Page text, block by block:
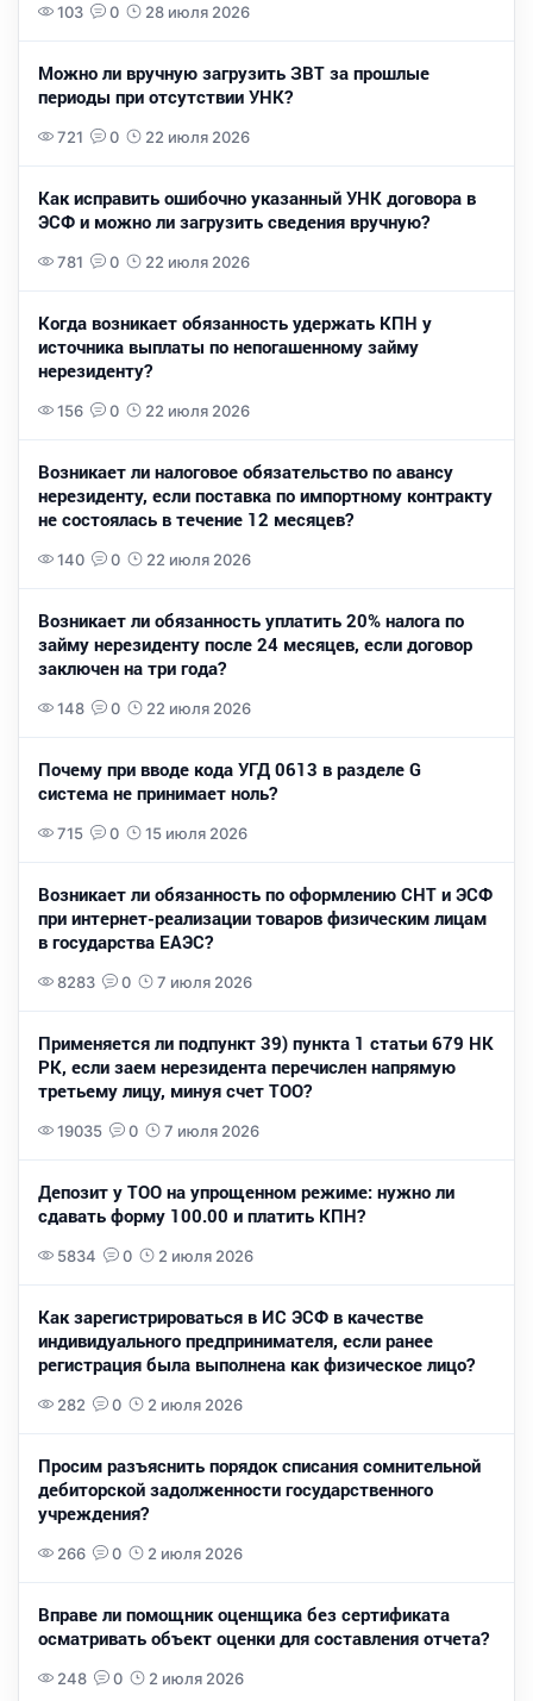
103 0 28 июля 2026
Можно ли вручную загрузить ЗВТ за прошлые
периоды при отсутствии УНК?
721 0 22 июля 2026
Как исправить ошибочно указанный УНК договора в
ЭСФ и можно ли загрузить сведения вручную?
781 0 22 июля 2026
Когда возникает обязанность удержать КПН у
источника выплаты по непогашенному займу
нерезиденту?
156 0 22 июля 2026
Возникает ли налоговое обязательство по авансу
нерезиденту, если поставка по импортному контракту
не состоялась в течение 12 месяцев?
140 0 22 июля 2026
Возникает ли обязанность уплатить 20% налога по
займу нерезиденту после 24 месяцев, если договор
заключен на три года?
148 0 22 июля 2026
Почему при вводе кода УГД 0613 в разделе G
система не принимает ноль?
715 0 15 июля 2026
Возникает ли обязанность по оформлению СНТ и ЭСФ
при интернет-реализации товаров физическим лицам
в государства ЕАЭС?
8283 0 7 июля 2026
Применяется ли подпункт 39) пункта 1 статьи 679 НК
РК, если заем нерезидента перечислен напрямую
третьему лицу, минуя счет ТОО?
19035 0 7 июля 2026
Депозит у ТОО на упрощенном режиме: нужно ли
сдавать форму 100.00 и платить КПН?
5834 0 2 июля 2026
Как зарегистрироваться в ИС ЭСФ в качестве
индивидуального предпринимателя, если ранее
регистрация была выполнена как физическое лицо?
282 0 2 июля 2026
Просим разъяснить порядок списания сомнительной
дебиторской задолженности государственного
учреждения?
266 0 2 июля 2026
Вправе ли помощник оценщика без сертификата
осматривать объект оценки для составления отчета?
248 0 2 июля 2026